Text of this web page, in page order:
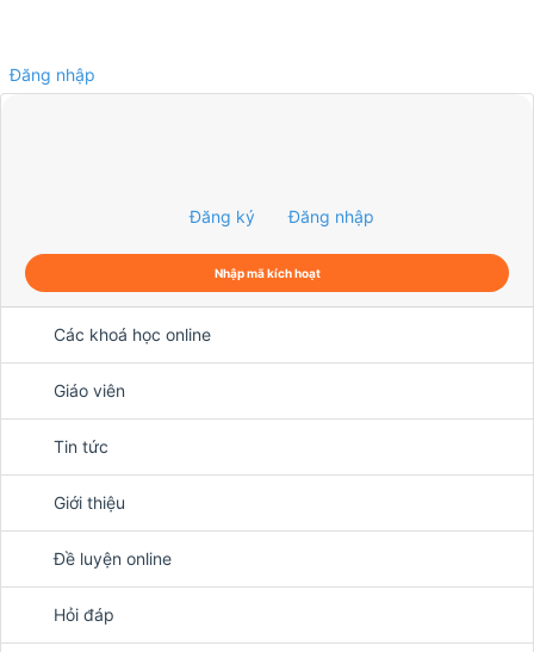
Đăng nhập
Đăng ký Đăng nhập
Nhập mã kích hoạt
Các khoá học online
Giáo viên
Tin tức
Giới thiệu
Đề luyện online
Hỏi đáp